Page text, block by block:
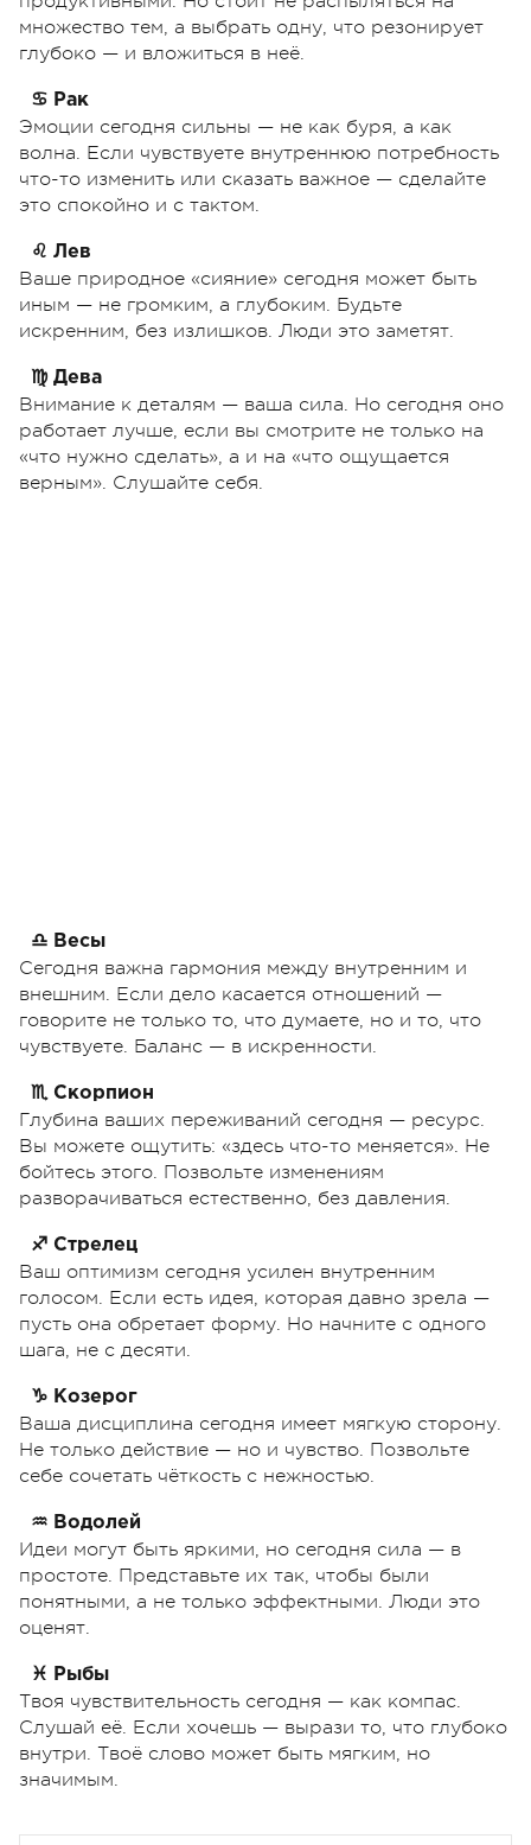
множество тем, а выбрать одну, что резонирует
глубоко — и вложиться в неё.
♋ Рак
Эмоции сегодня сильны — не как буря, а как
волна. Если чувствуете внутреннюю потребность
что-то изменить или сказать важное — сделайте
это спокойно и с тактом.
♌ Лев
Ваше природное «сияние» сегодня может быть
иным — не громким, а глубоким. Будьте
искренним, без излишков. Люди это заметят.
♍ Дева
Внимание к деталям — ваша сила. Но сегодня оно
работает лучше, если вы смотрите не только на
«что нужно сделать», а и на «что ощущается
верным». Слушайте себя.
♎ Весы
Сегодня важна гармония между внутренним и
внешним. Если дело касается отношений —
говорите не только то, что думаете, но и то, что
чувствуете. Баланс — в искренности.
♏ Скорпион
Глубина ваших переживаний сегодня — ресурс.
Вы можете ощутить: «здесь что-то меняется». Не
бойтесь этого. Позвольте изменениям
разворачиваться естественно, без давления.
♐ Стрелец
Ваш оптимизм сегодня усилен внутренним
голосом. Если есть идея, которая давно зрела —
пусть она обретает форму. Но начните с одного
шага, не с десяти.
♑ Козерог
Ваша дисциплина сегодня имеет мягкую сторону.
Не только действие — но и чувство. Позвольте
себе сочетать чёткость с нежностью.
♒ Водолей
Идеи могут быть яркими, но сегодня сила — в
простоте. Представьте их так, чтобы были
понятными, а не только эффектными. Люди это
оценят.
♓ Рыбы
Твоя чувствительность сегодня — как компас.
Слушай её. Если хочешь — вырази то, что глубоко
внутри. Твоё слово может быть мягким, но
значимым.